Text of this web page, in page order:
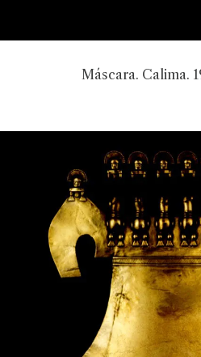
Máscara. Calima.